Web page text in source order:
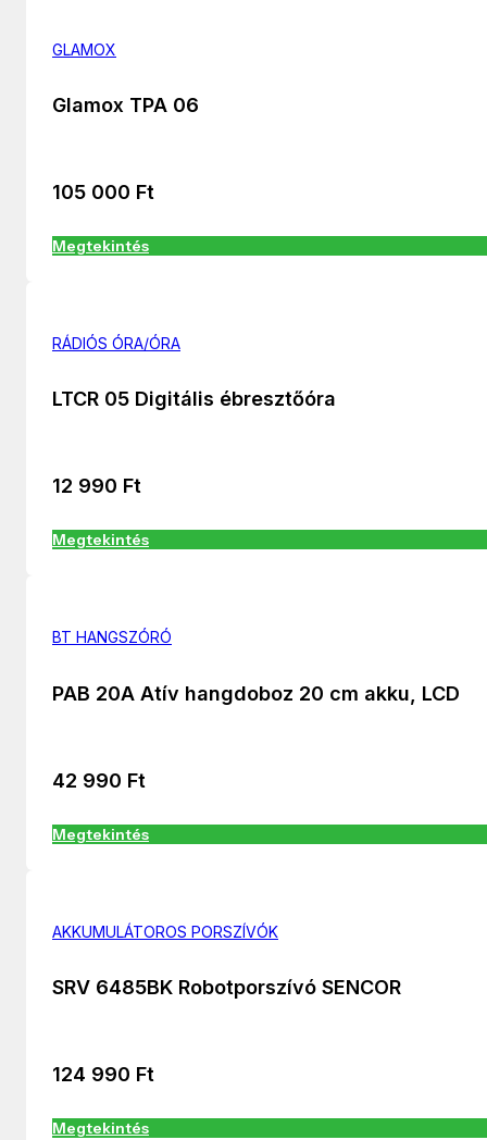
GLAMOX
Glamox TPA 06
105 000 Ft
Megtekintés
RÁDIÓS ÓRA/ÓRA
LTCR 05 Digitális ébresztőóra
12 990 Ft
Megtekintés
BT HANGSZÓRÓ
PAB 20A Atív hangdoboz 20 cm akku, LCD
42 990 Ft
Megtekintés
AKKUMULÁTOROS PORSZÍVÓK
SRV 6485BK Robotporszívó SENCOR
124 990 Ft
Megtekintés